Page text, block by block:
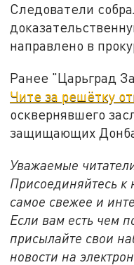
Следователи
направлено в
Ранее "Царьград
Чите за решётку
осквернявшего
защищающих
Уважаемые
Присоединяйтесь к
самое свежее и
Если вам есть чем
присылайте свои
новости на